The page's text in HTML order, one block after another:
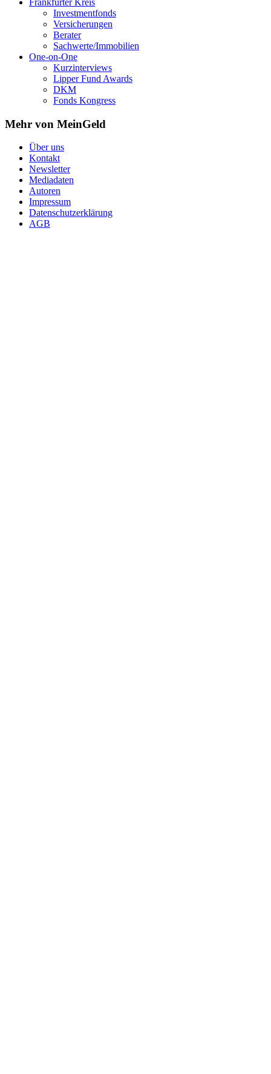
Investmentfonds
Versicherungen
Berater
Sachwerte/Immobilien
One-on-One
Kurzinterviews
Lipper Fund Awards
DKM
Fonds Kongress
Mehr von MeinGeld
Über uns
Kontakt
Newsletter
Mediadaten
Autoren
Impressum
Datenschutzerklärung
AGB